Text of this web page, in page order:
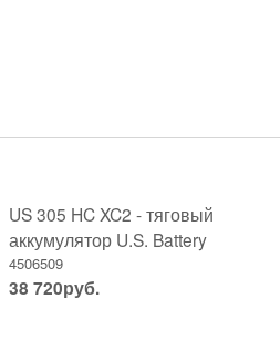
US 305 HC XC2 - тяговый
аккумулятор U.S. Battery
4506509
38 720руб.